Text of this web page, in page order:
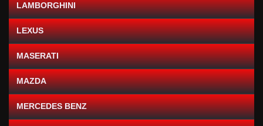
LAMBORGHINI
LEXUS
MASERATI
MAZDA
MERCEDES BENZ